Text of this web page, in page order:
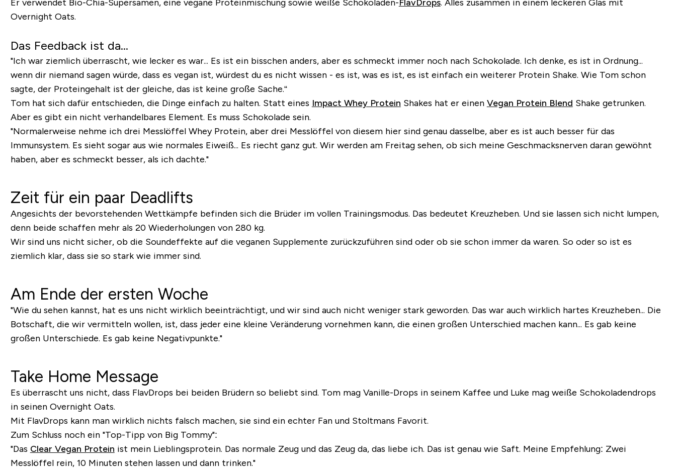
Er verwendet Bio-Chia-Supersamen, eine vegane Proteinmischung sowie weiße Schokoladen-FlavDrops. Alles zusammen in einem leckeren Glas mit
Overnight Oats.
Das Feedback ist da...
"Ich war ziemlich überrascht, wie lecker es war... Es ist ein bisschen anders, aber es schmeckt immer noch nach Schokolade. Ich denke, es ist in Ordnung...
wenn dir niemand sagen würde, dass es vegan ist, würdest du es nicht wissen - es ist, was es ist, es ist einfach ein weiterer Protein Shake. Wie Tom schon
sagte, der Proteingehalt ist der gleiche, das ist keine große Sache.“
Tom hat sich dafür entschieden, die Dinge einfach zu halten. Statt eines Impact Whey Protein Shakes hat er einen Vegan Protein Blend Shake getrunken.
Aber es gibt ein nicht verhandelbares Element. Es muss Schokolade sein.
"Normalerweise nehme ich drei Messlöffel Whey Protein, aber drei Messlöffel von diesem hier sind genau dasselbe, aber es ist auch besser für das
Immunsystem. Es sieht sogar aus wie normales Eiweiß... Es riecht ganz gut. Wir werden am Freitag sehen, ob sich meine Geschmacksnerven daran gewöhnt
haben, aber es schmeckt besser, als ich dachte."
Zeit für ein paar Deadlifts
Angesichts der bevorstehenden Wettkämpfe befinden sich die Brüder im vollen Trainingsmodus. Das bedeutet Kreuzheben. Und sie lassen sich nicht lumpen,
denn beide schaffen mehr als 20 Wiederholungen von 280 kg.
Wir sind uns nicht sicher, ob die Soundeffekte auf die veganen Supplemente zurückzuführen sind oder ob sie schon immer da waren. So oder so ist es
ziemlich klar, dass sie so stark wie immer sind.
Am Ende der ersten Woche
"Wie du sehen kannst, hat es uns nicht wirklich beeinträchtigt, und wir sind auch nicht weniger stark geworden. Das war auch wirklich hartes Kreuzheben... Die
Botschaft, die wir vermitteln wollen, ist, dass jeder eine kleine Veränderung vornehmen kann, die einen großen Unterschied machen kann... Es gab keine
großen Unterschiede. Es gab keine Negativpunkte."
Take Home Message
Es überrascht uns nicht, dass FlavDrops bei beiden Brüdern so beliebt sind. Tom mag Vanille-Drops in seinem Kaffee und Luke mag weiße Schokoladendrops
in seinen Overnight Oats.
Mit FlavDrops kann man wirklich nichts falsch machen, sie sind ein echter Fan und Stoltmans Favorit.
Zum Schluss noch ein "Top-Tipp von Big Tommy":
"Das Clear Vegan Protein ist mein Lieblingsprotein. Das normale Zeug und das Zeug da, das liebe ich. Das ist genau wie Saft. Meine Empfehlung: Zwei
Messlöffel rein, 10 Minuten stehen lassen und dann trinken."